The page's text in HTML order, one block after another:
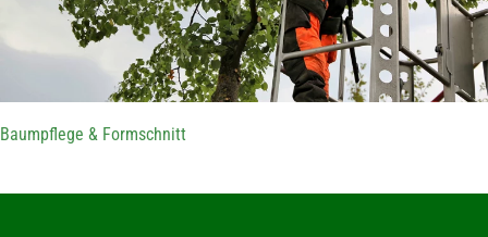
Baumpflege & Formschnitt